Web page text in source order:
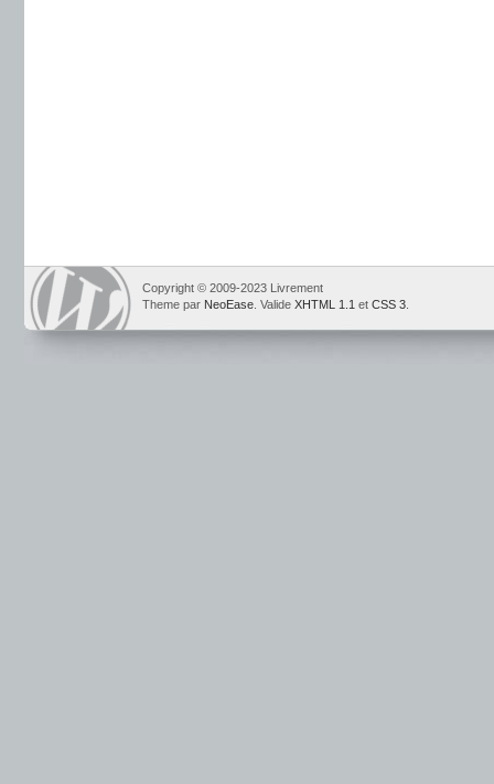
Copyright © 2009-2023 Livrement
Theme par NeoEase . Valide XHTML 1.1 et CSS 3